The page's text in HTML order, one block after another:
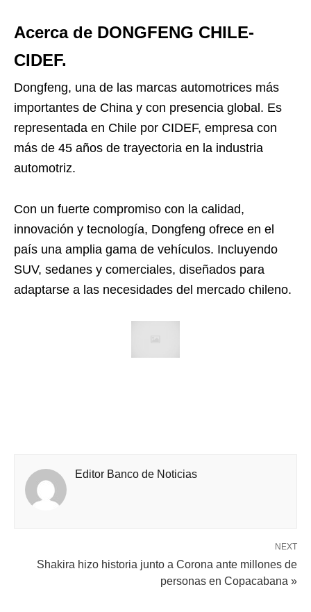
Acerca de DONGFENG CHILE-
CIDEF.
Dongfeng, una de las marcas automotrices más
importantes de China y con presencia global. Es
representada en Chile por CIDEF, empresa con
más de 45 años de trayectoria en la industria
automotriz.
Con un fuerte compromiso con la calidad,
innovación y tecnología, Dongfeng ofrece en el
país una amplia gama de vehículos. Incluyendo
SUV, sedanes y comerciales, diseñados para
adaptarse a las necesidades del mercado chileno.
Editor Banco de Noticias
NEXT
Shakira hizo historia junto a Corona ante millones de
personas en Copacabana »